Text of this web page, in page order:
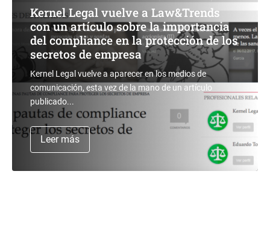
Kernel Legal vuelve a Law&Trends
con un artículo sobre la importancia
del compliance en la protección de los
secretos de empresa
Kernel Legal vuelve a aparecer en los medios de
comunicación, esta vez de la mano de un artículo
publicado...
Leer más